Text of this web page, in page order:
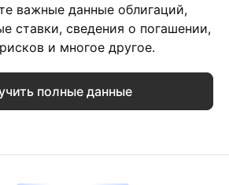
важные данные облигаций,
ставки, сведения о погашении,
и многое другое.
полные данные